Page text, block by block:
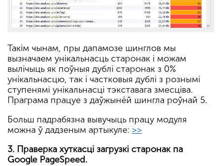
Такім чынам, пры дапамозе шинглов мы
вызначаем унікальнасць старонак і можам
вылічыць як поўныя дублі старонак з 0%
унікальнасцю, так і частковыя дублі з рознымі
ступенямі унікальнасці тэкставага змесціва.
Праграма працуе з даўжынёй шингла роўнай 5.
Больш падрабязна вывучыць працу модуля
можна ў дадзеным артыкуле: >>
3. Праверка хуткасці загрузкі старонак па
Google PageSpeed.